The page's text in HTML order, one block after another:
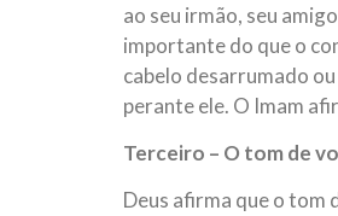
ao seu irmão, seu
importante do que o
cabelo desarrumado
perante ele. O Imam
Terceiro – O tom de
Deus afirma que o tom